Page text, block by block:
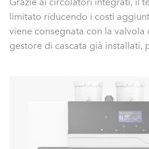
limitato riducendo i costi
viene consegnata con la
gestore di cascata già installati,